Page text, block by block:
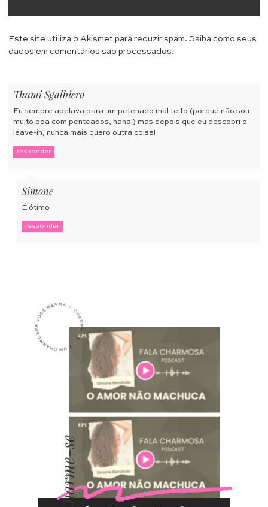
Este site utiliza o Akismet para reduzir spam. Saiba como seus
dados em comentários são processados.
Thami Sgalbiero
Eu sempre apelava para um petenado mal feito (porque não sou
muito boa com penteados, haha!) mas depois que eu descobri o
leave-in, nunca mais quero outra coisa!
responder
Simone
É ótimo
responder
Charme-se